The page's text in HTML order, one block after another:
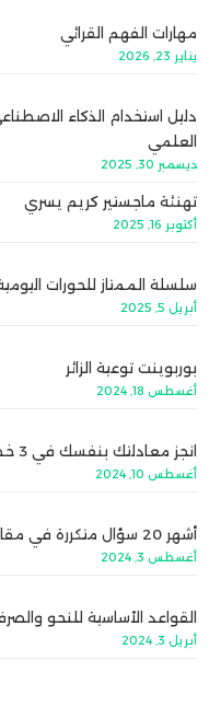
مهارات الفهم القرائي
يناير 23, 2026
دليل استخدام الذكاء
العلمي
ديسمبر 30, 2025
تهنئة ماجستير كريم يسري
أكتوبر 16, 2025
سلسلة الممتاز للحورات
أبريل 5, 2025
بوربوينت توعية الزائر
أغسطس 18, 2024
انجز معادلتك بنفسك في 3 خطوات
أغسطس 10, 2024
أشهر 20 سؤال متكررة في مقابلات المعلمين
أغسطس 3, 2024
القواعد الأساسية للنحو
أبريل 3, 2024